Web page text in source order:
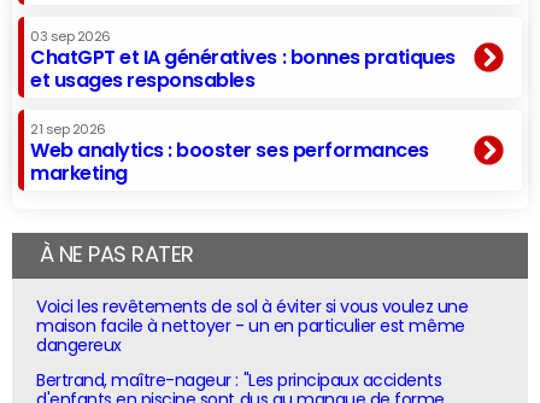
03 sep 2026
ChatGPT et IA génératives : bonnes pratiques
et usages responsables
21 sep 2026
Web analytics : booster ses performances
marketing
À NE PAS RATER
Voici les revêtements de sol à éviter si vous voulez une
maison facile à nettoyer - un en particulier est même
dangereux
Bertrand, maître-nageur : "Les principaux accidents